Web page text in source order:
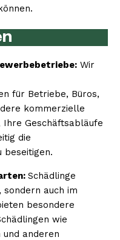
Wir
für Betriebe, Büros,
kommerzielle
Ihre Geschäftsabläufe
die
beseitigen.
Schädlinge
auch im
besondere
wie
und anderen